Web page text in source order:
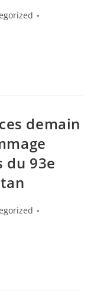
demain
du 93e